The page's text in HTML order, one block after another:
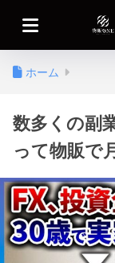
ホーム
数多くの副
って物販で